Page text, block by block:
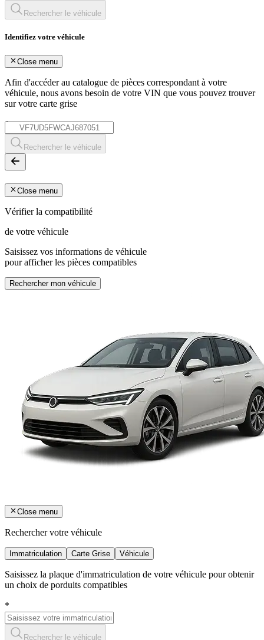
Rechercher le véhicule
Identifiez votre véhicule
Close menu
Afin d'accéder au catalogue de pièces correspondant à votre
véhicule, nous avons besoin de votre VIN que vous pouvez trouver
sur votre carte grise
*
Rechercher le véhicule
Close menu
Vérifier la compatibilité
de votre véhicule
Saisissez vos informations de véhicule
pour afficher les pièces compatibles
Rechercher mon véhicule
Close menu
Rechercher votre véhicule
Immatriculation Carte Grise Véhicule
Saisissez la plaque d'immatriculation de votre véhicule pour obtenir
un choix de porduits compatibles
*
Rechercher le véhicule